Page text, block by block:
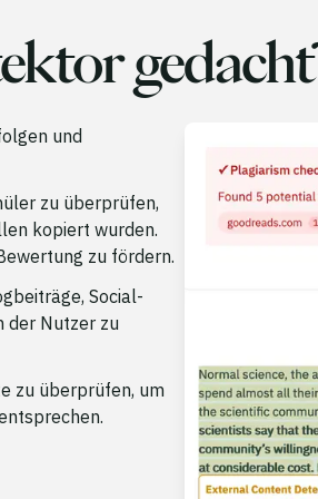
und
zu überprüfen,
kopiert wurden.
zu fördern.
Social-
der Nutzer zu
zu überprüfen, um